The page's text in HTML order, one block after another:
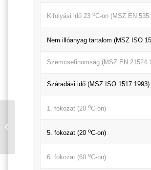
Kifolyási idő 23 oC-on (MSZ EN
Nem illóanyag tartalom (MSZ ISO
Szemcsefinomság (MSZ EN
Száradási idő (MSZ ISO 1517:1993)
1. fokozat (20 oC-on)
5. fokozat (20 oC-on)
6. fokozat (60 oC-on)
FEHÉR 100 0,75 L